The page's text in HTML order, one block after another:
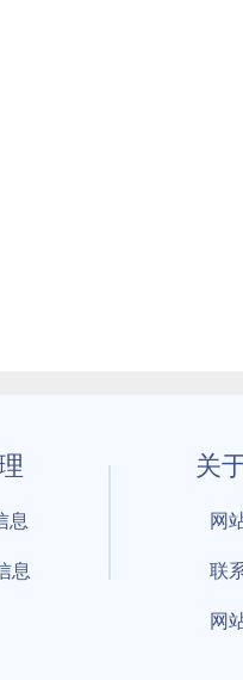
息
息
关
网
联
网